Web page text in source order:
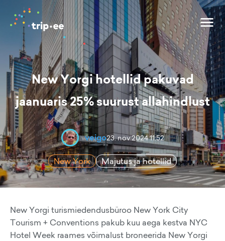
New Yorgi hotellid pakuvad
jaanuaris 25% suurust allahindlust
veigo23. nov 2024 11:52
New York Majutus ja hotellid
New Yorgi turismiedendusbüroo New York City
Tourism + Conventions pakub kuu aega kestva NYC
Hotel Week raames võimalust broneerida New Yorgi